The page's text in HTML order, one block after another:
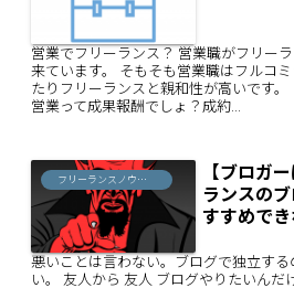
営業でフリーランス？ 営業職がフリー
来ています。 そもそも営業職はフルコ
たりフリーランスと親和性が高いです
営業って成果報酬でしょ？成約...
フリーランスノウハウ
【ブロガ
ランスの
すすめで
悪いことは言わない。ブログで独立す
い。 友人から 友人 ブログやりたいんだ